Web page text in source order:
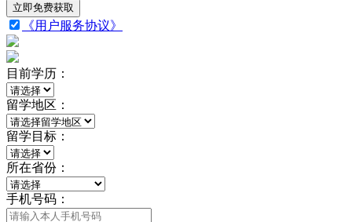
立即免费获取
《用户服务协议》
目前学历：
留学地区：
留学目标：
所在省份：
手机号码：